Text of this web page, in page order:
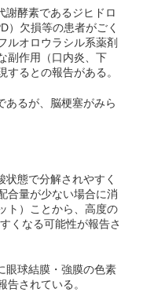
酵素であるジヒドロ
）欠損等の患者がごく
ルオロウラシル系薬剤
副作用（口内炎、下
るとの報告がある。
るが、脳梗塞がみら
態で分解されやすく
合量が少ない場合に消
ト）ことから、高度の
くなる可能性が報告さ
球結膜・強膜の色素
されている。